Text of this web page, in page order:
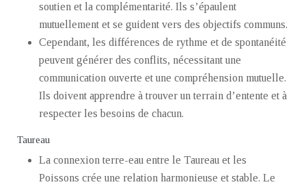
soutien et la complémentarité. Ils s’épaulent
mutuellement et se guident vers des objectifs communs.
Cependant, les différences de rythme et de spontanéité
peuvent générer des conflits, nécessitant une
communication ouverte et une compréhension mutuelle.
Ils doivent apprendre à trouver un terrain d’entente et à
respecter les besoins de chacun.
Taureau
La connexion terre-eau entre le Taureau et les
Poissons crée une relation harmonieuse et stable. Le